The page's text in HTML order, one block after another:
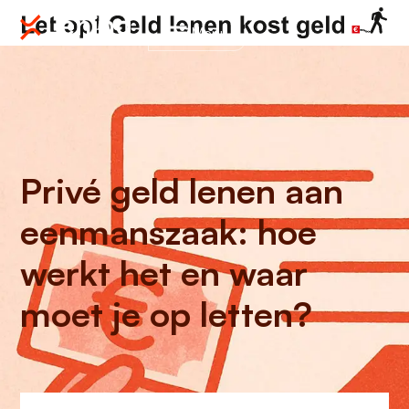
Menu
Privé geld lenen aan
eenmanszaak: hoe
werkt het en waar
moet je op letten?